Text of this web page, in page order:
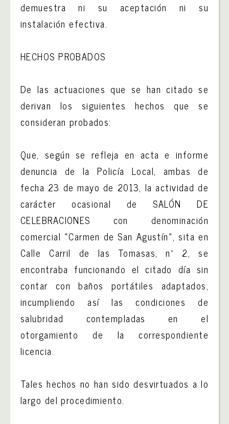
demuestra ni su aceptación ni su
instalación efectiva.
HECHOS PROBADOS
De las actuaciones que se han citado se
derivan los siguientes hechos que se
consideran probados:
Que, según se refleja en acta e informe
denuncia de la Policía Local, ambas de
fecha 23 de mayo de 2013, la actividad de
carácter ocasional de SALÓN DE
CELEBRACIONES con denominación
comercial «Carmen de San Agustín», sita en
Calle Carril de las Tomasas, nº 2, se
encontraba funcionando el citado día sin
contar con baños portátiles adaptados,
incumpliendo así las condiciones de
salubridad contempladas en el
otorgamiento de la correspondiente
licencia.
Tales hechos no han sido desvirtuados a lo
largo del procedimiento.